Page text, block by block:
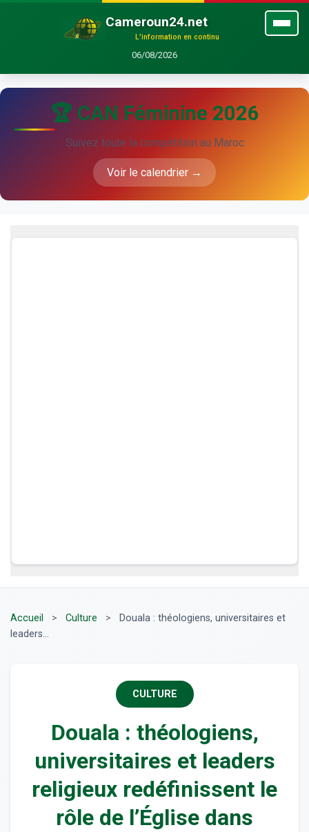
Cameroun24.net
L'information en continu
06/08/2026
🏆 CAN Féminine 2026
Suivez toute la compétition au Maroc
Voir le calendrier →
Accueil > Culture >
Douala : théologiens, universitaires et
leaders...
CULTURE
Douala : théologiens,
universitaires et leaders
religieux redéfinissent le
rôle de l’Église dans